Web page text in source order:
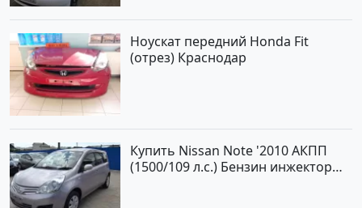
Ноускат передний Honda Fit
(отрез) Краснодар
Купить Nissan Note '2010 АКПП
(1500/109 л.с.) Бензин инжектор